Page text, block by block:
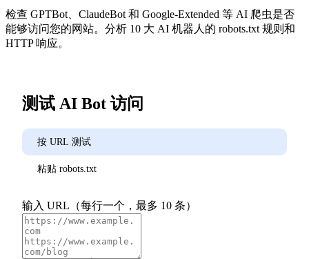
检查 GPTBot、ClaudeBot 和 Google-Extended 等 AI 爬虫是否
能够访问您的网站。分析 10 大 AI 机器人的 robots.txt 规则和
HTTP 响应。
测试 AI Bot 访问
按 URL 测试
粘贴 robots.txt
输入 URL（每行一个，最多 10 条）